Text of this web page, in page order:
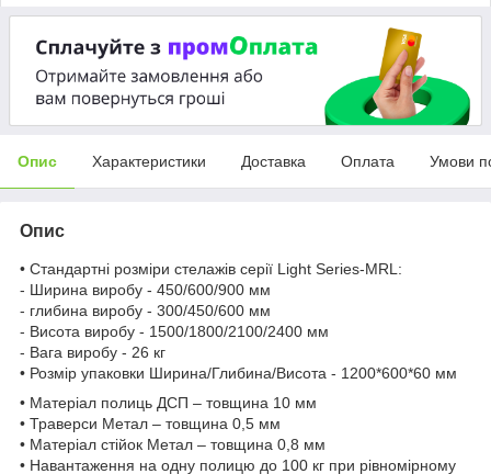
Опис Характеристики Доставка Оплата Умови
Опис
• Стандартні розміри стелажів серії Light Series-MRL:
- Ширина виробу - 450/600/900 мм
- глибина виробу - 300/450/600 мм
- Висота виробу - 1500/1800/2100/2400 мм
- Вага виробу - 26 кг
• Розмір упаковки Ширина/Глибина/Висота - 1200*600*60 мм
• Матеріал полиць ДСП – товщина 10 мм
• Траверси Метал – товщина 0,5 мм
• Матеріал стійок Метал – товщина 0,8 мм
• Навантаження на одну полицю до 100 кг при рівномірному